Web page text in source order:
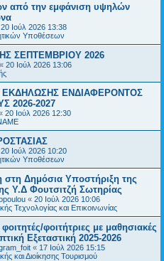
από την εμφάνιση υψηλών
20 Ιούλ 2026 13:38
Υποθέσεων
ΣΕΠΤΕΜΒΡΙΟΥ 2026
« 20 Ιούλ 2026 13:06
ΕΝΔΙΑΦΕΡΟΝΤΟΣ
2026-2027
20 Ιούλ 2026 12:30
20 Ιούλ 2026 10:20
Υποθέσεων
Δημόσια Υποστήριξη της
Υ.Δ Φουτσιτζή Σωτηρίας
« 20 Ιούλ 2026 10:06
Τεχνολογίας και Επικοινωνίας
φοιτήτριες με μαθησιακές
Εξεταστική 2025-2026
« 17 Ιούλ 2026 15:15
και Διοίκησης Τουρισμού